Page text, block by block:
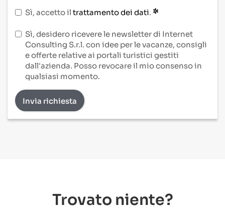
Sì, accetto il trattamento dei dati.
Sì, desidero ricevere le newsletter di Internet
Consulting S.r.l. con idee per le vacanze, consigli
e offerte relative ai portali turistici gestiti
dall'azienda. Posso revocare il mio consenso in
qualsiasi momento.
Invia richiesta
Trovato niente?